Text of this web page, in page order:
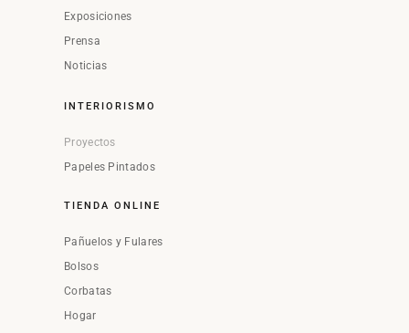
Exposiciones
Prensa
Noticias
INTERIORISMO
Proyectos
Papeles Pintados
TIENDA ONLINE
Pañuelos y Fulares
Bolsos
Corbatas
Hogar